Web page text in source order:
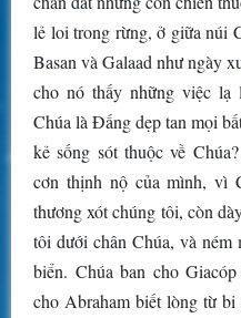
lẻ loi trong rừng, ở giữa núi
Basan và Galaad như ngày
cho nó thấy những việc lạ
Chúa là Ðấng dẹp tan mọi
kẻ sống sót thuộc về
cơn thịnh nộ của mình, vì
thương xót chúng tôi, còn
tôi dưới chân Chúa, và
biển. Chúa ban cho
cho Abraham biết lòng từ